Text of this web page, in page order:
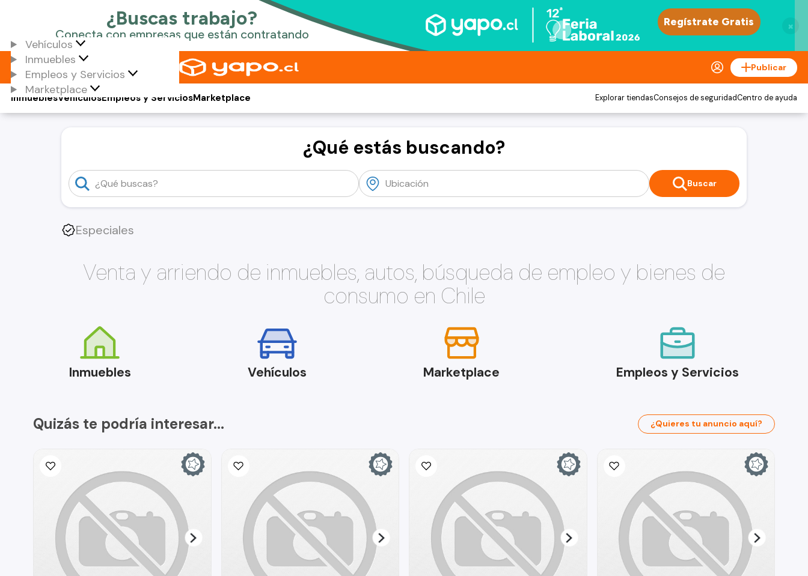
×
Vehículos
Inmuebles
Empleos y Servicios
Marketplace
Publicar
Vehículos
Inmuebles Empleos y ServiciosMarketplace Explorar tiendasConsejos de seguridadCentro de ayuda
¿Qué estás buscando?
Buscar
Especiales
Venta y arriendo de inmuebles, autos, búsqueda de empleo y bienes de
consumo en Chile
Inmuebles Vehículos Marketplace Empleos y Servicios
Quizás te podría interesar... ¿Quieres tu anuncio aquí?